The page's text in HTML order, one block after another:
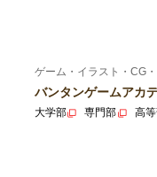
ゲーム・イラスト・CG
バンタンゲームアカ
大学部 専門部 高